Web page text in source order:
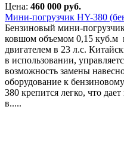
Цена: 460 000 руб.
Мини-погрузчик HY-380
Бензиновый мини-
ковшом объемом 0,15 куб.м
двигателем в 23 л.с.
в использовании,
возможность замены
оборудование к
380 крепится легко, что
в.....